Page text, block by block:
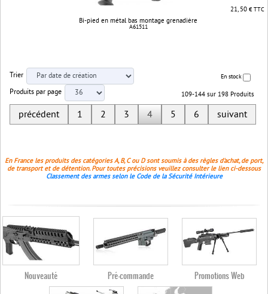
21, 50€ TTC
Bi-pied en métal bas montage grenadière
A61511
Trier En stock
Produits par page 109-144 sur 198 Produits
précédent 1 2 3 4 5 6 suivant
En France les produits des catégories A, B, C ou D sont soumis à des règles d'achat, de port,
de transport et de détention. Pour toutes précisions veuillez consulter le lien ci-dessous
Classement des armes selon le Code de la Sécurité Intérieure
Nouveauté Pré-commande Promotions Web